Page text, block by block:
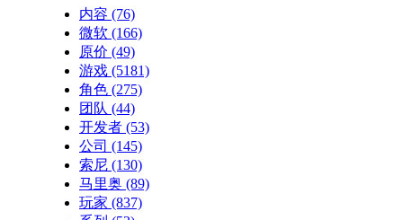
内容 (76)
微软 (166)
原价 (49)
游戏 (5181)
角色 (275)
团队 (44)
开发者 (53)
公司 (145)
索尼 (130)
马里奥 (89)
玩家 (837)